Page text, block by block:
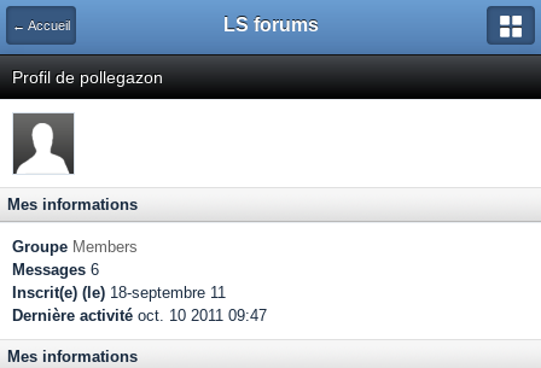
← Accueil LS forums
Profil de pollegazon
Mes informations
Groupe Members
Messages 6
Inscrit(e) (le) 18-septembre 11
Dernière activité oct. 10 2011 09:47
Mes informations